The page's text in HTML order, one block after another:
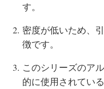
す。
密度が低いため、
徴です。
このシリーズのア
的に使用されてい